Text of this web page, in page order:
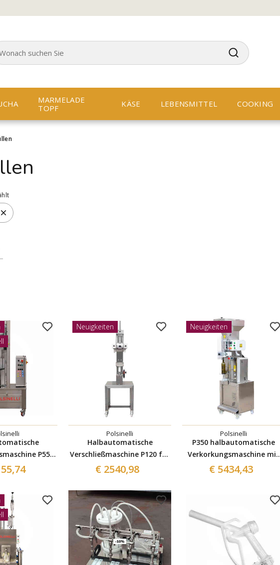
MARMELADE
TOPF
KÄSE LEBENSMITTEL COOKING
P550
für
Neuigkeiten
Polsinelli
Halbautomatische
Verschließmaschine P120 für
bündige Korken mit Wagen
€ 2540,98
Neuigkeiten
Polsinelli
P350 halbautomatische
Verkorkungsmaschine mit
Vakuumpumpe,
€ 5434,43